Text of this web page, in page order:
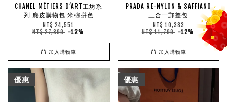
CHANEL MÉTIERS D’ART工坊系
列 麂皮購物包 米棕拼色
NT$ 24,551
NT$ 27,899 -12%
加入購物車
PRADA RE-NYLON & SAFFIANO
三合一郵差包
NT$ 10,383
NT$ 11,799 -12%
加入購物車
優惠 優惠